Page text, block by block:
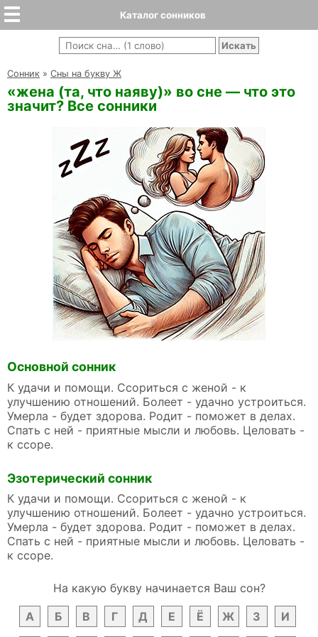
Каталог сонников
Cонник » Сны на букву Ж
«жена (та, что наяву)» во сне — что это
значит? Все сонники
Основной сонник
К удачи и помощи. Ссориться с женой - к
улучшению отношений. Болеет - удачно устроиться.
Умерла - будет здорова. Родит - поможет в делах.
Спать с ней - приятные мысли и любовь. Целовать -
к ссоре.
Эзотерический сонник
К удачи и помощи. Ссориться с женой - к
улучшению отношений. Болеет - удачно устроиться.
Умерла - будет здорова. Родит - поможет в делах.
Спать с ней - приятные мысли и любовь. Целовать -
к ссоре.
На какую букву начинается Ваш сон?
А
Б В Г Д Е Ё Ж З И